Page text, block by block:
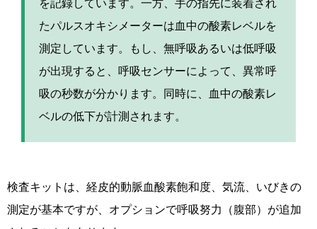
を記録しています。一方、手の指先に装着され
たパルスオキシメーターは血中の酸素レベルを
測定しています。もし、無呼吸あるいは低呼吸
が出現すると、呼吸センサーによって、異常呼
吸の秒数が分かります。同時に、血中の酸素レ
ベルの低下が計測されます。
検査キットは、経皮的動脈血酸素飽和度、気流、いびきの
測定が基本ですが、オプションで呼吸努力（腹部）が追加